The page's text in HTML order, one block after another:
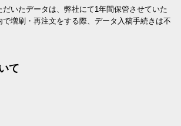
いたデータは、弊社にて1年間保管させていた
で増刷・再注文をする際、データ入稿手続きは不
て